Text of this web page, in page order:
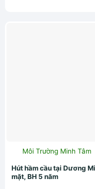
Môi Trường Minh Tâm
Hút hầm cầu tại Dương
mặt, BH 5 năm